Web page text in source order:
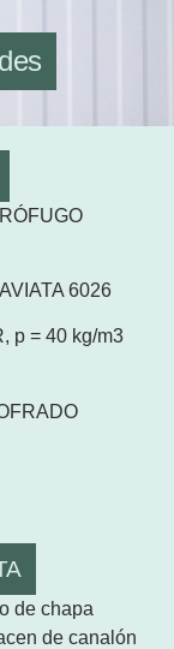
6026
p = 40 kg/m3
de chapa
de canalón